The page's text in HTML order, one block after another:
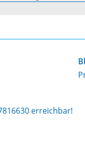
erreichbar!